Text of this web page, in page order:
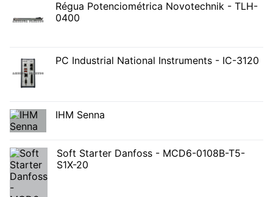
Régua Potenciométrica Novotechnik - TLH-
0400
PC Industrial National Instruments - IC-3120
IHM Senna
Soft Starter Danfoss - MCD6-0108B-T5-
S1X-20